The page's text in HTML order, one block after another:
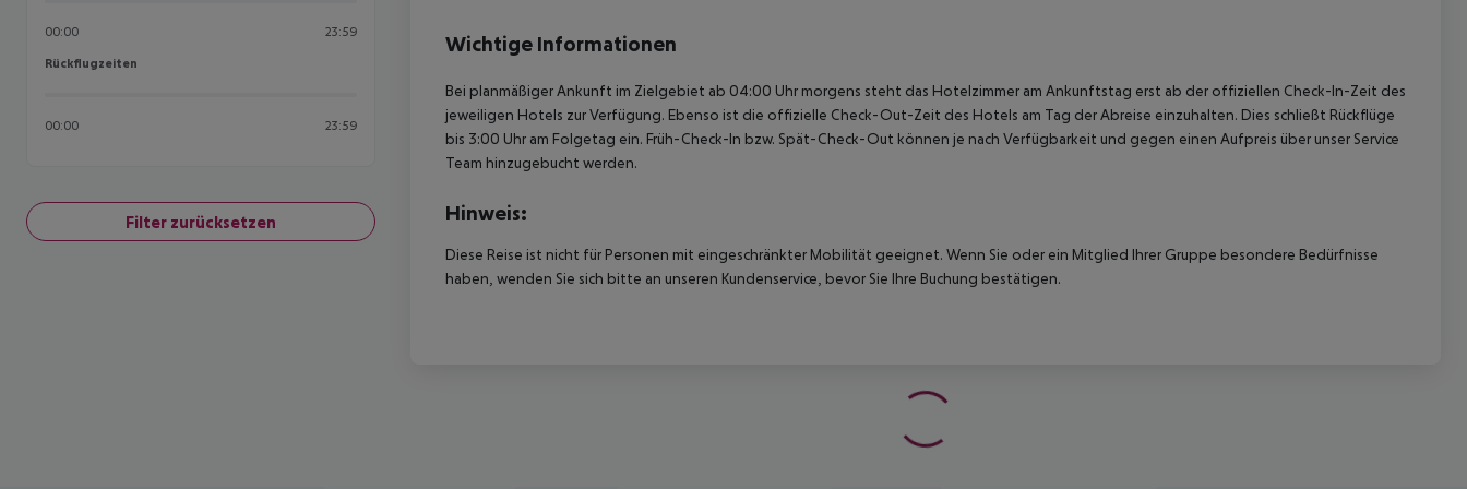
00:00 23:59
Rückflugzeiten
Rückflugzeiten
00:00 23:59
Filter zurücksetzen
Wichtige Informationen
Bei planmäßiger Ankunft im Zielgebiet ab 04:00 Uhr morgens steht das Hotelzimmer am Ankunftstag erst ab der offiziellen Check-In-Zeit des
jeweiligen Hotels zur Verfügung. Ebenso ist die offizielle Check-Out-Zeit des Hotels am Tag der Abreise einzuhalten. Dies schließt Rückflüge
bis 3:00 Uhr am Folgetag ein. Früh-Check-In bzw. Spät-Check-Out können je nach Verfügbarkeit und gegen einen Aufpreis über unser Service
Team hinzugebucht werden.
Hinweis:
Diese Reise ist nicht für Personen mit eingeschränkter Mobilität geeignet. Wenn Sie oder ein Mitglied Ihrer Gruppe besondere Bedürfnisse
haben, wenden Sie sich bitte an unseren Kundenservice, bevor Sie Ihre Buchung bestätigen.